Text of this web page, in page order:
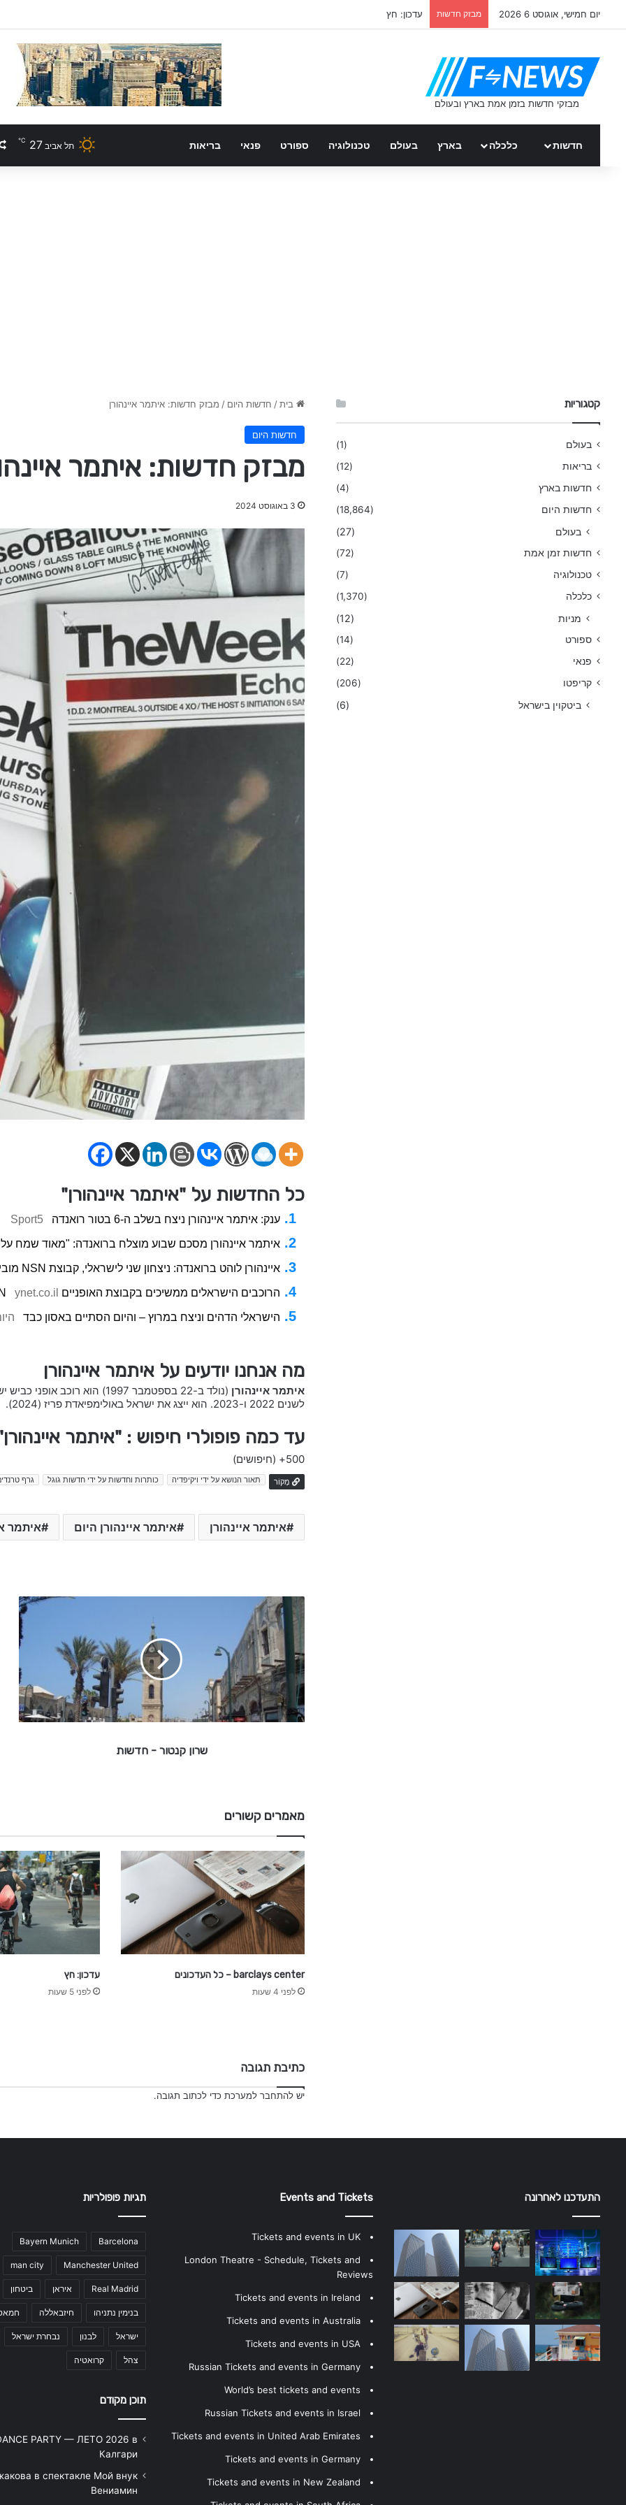
יום חמישי, אוגוסט 6 2026 מבזק חדשות עדכון: חץ
חדשות כלכלה בארץ בעולם טכנולוגיה ספורט פנאי בריאות תל אביב 27
℃
בית / חדשות היום / מבזק חדשות: איתמר איינהורן
חדשות היום
מבזק חדשות: איתמר
3 באוגוסט 2024
כל החדשות על "איתמר איינהורן"
ענק: איתמר איינהורן ניצח בשלב ה-6 בטור רואנדה Sport5
איתמר איינהורן מסכם שבוע מוצלח ברואנדה: "מאוד שמח
איינהורן לוהט ברואנדה: ניצחון שני לישראלי, קבוצת NSN מובילה בדירוג הכללי
הרוכבים הישראלים ממשיכים בקבוצת האופניים NSN ynet.co.il
הישראלי הדהים וניצח במרוץ – והיום הסתיים באסון כבד
מה אנחנו יודעים על איתמר איינהורן
איתמר איינהורן
לשנים 2022 ו-2023. הוא ייצג את ישראל באולימפיאדת פריז (2024).
עד כמה פופולרי חיפוש : "איתמר
500+ (חיפושים)
מָקוֹר תאור הנושא על ידי ויקיפדיה כותרות וחדשות על ידי חדשות גוגל גרף
איתמר איינהורן איתמר איינהורן היום איתמר
ש
ן
ק
נ
ט
ו
ר
ו
ת
שרון קנטור - חדשות
מאמרים קשורים
barclays center – כל העדכונים
לפני 4 שעות
עדכון: חץ
לפני 5 שעות
כתיבת תגובה
ישלהתחבר למערכת כדי לכתוב תגובה.
קטגוריות
בעולם
(1)
בריאות
(12)
חדשות בארץ
(4)
חדשות היום
(18,864)
בעולם (27)
חדשות זמן אמת
(72)
טכנולוגיה
(7)
כלכלה
(1,370)
מניות (12)
ספורט
(14)
פנאי
(22)
קריפטו
(206)
ביטקוין בישראל (6)
התעדכנו לאחרונה Events and Tickets
Tickets and events in UK
London Theatre - Schedule, Tickets and
Reviews
Tickets and events in Ireland
Tickets and events in Australia
Tickets and events in USA
Russian Tickets and events in Germany
World’s best tickets and events
Russian Tickets and events in Israel
Tickets and events in United Arab Emirates
Tickets and events in Germany
Tickets and events in New Zealand
תגיות פופולריות
Barcelona
Bayern Munich
Manchester United
man city
Real Madrid איראן ביטחון
בנימין נתניהו חיזבאללה
ישראל לבנון נבחרת ישראל
צהל קרואטיה
תוכן מקודם
PARTY — ЛЕТО 2026 в
Калгари
в спектакле Мой внук
Вениамин